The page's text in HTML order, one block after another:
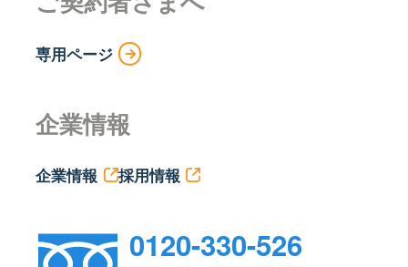
専用ページ
企業情報
企業情報 採用情報
0120-330-526